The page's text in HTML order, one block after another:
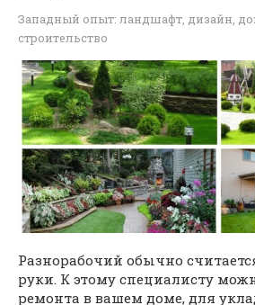
Западный опыт: ландшафт, дизайн,
строительство
Разнорабочий обычно
руки. К этому специалисту
ремонта в вашем доме, для